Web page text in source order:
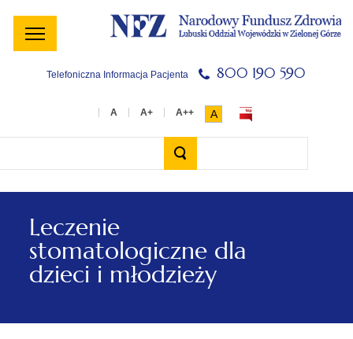
Menu
główne
Menu
lewe
Treść
główna
Szukaj
w
serwisie
Stopka
Telefoniczna Informacja Pacjenta 800 190 590
A
Leczenie
stomatologiczne dla
dzieci i młodzieży